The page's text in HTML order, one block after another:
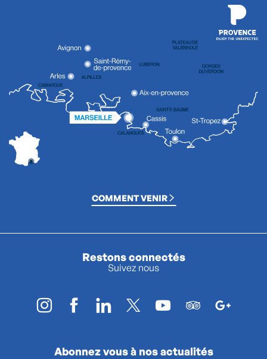
COMMENT VENIR
Restons connectés
Suivez nous
Abonnez vous à nos actualités